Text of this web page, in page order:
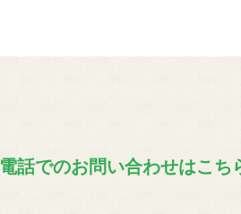
電話でのお問い合わせはこち